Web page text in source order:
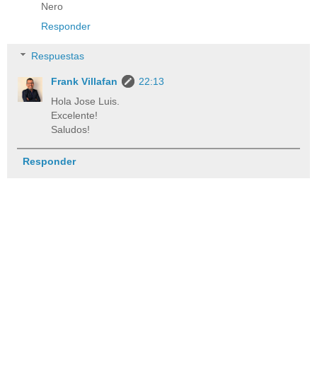
Nero
Responder
Respuestas
Frank Villafan
22:13
Hola Jose Luis.
Excelente!
Saludos!
Responder